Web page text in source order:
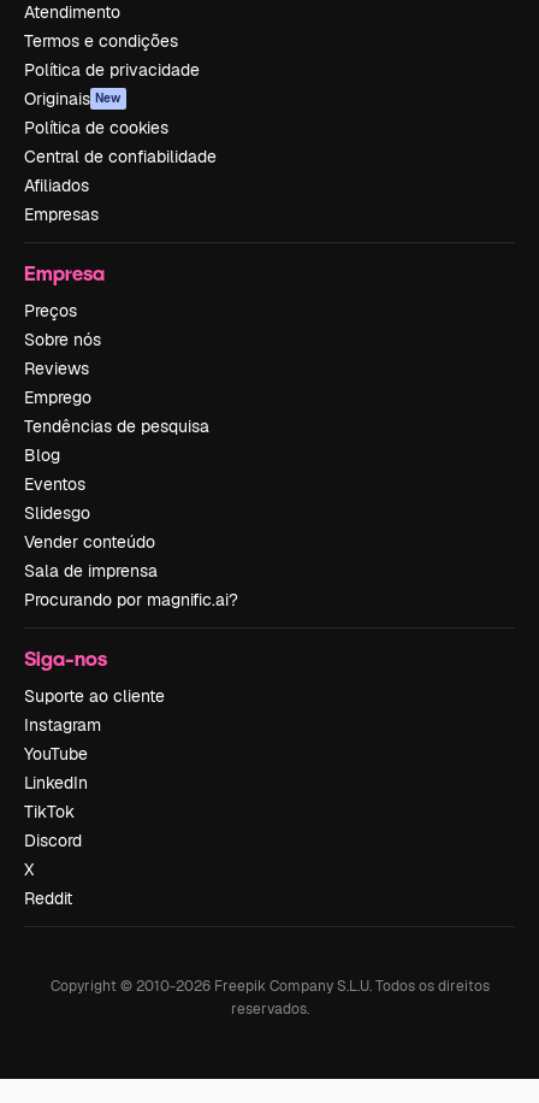
Atendimento
Termos e condições
Política de privacidade
Originais New
Política de cookies
Central de confiabilidade
Afiliados
Empresas
Empresa
Preços
Sobre nós
Reviews
Emprego
Tendências de pesquisa
Blog
Eventos
Slidesgo
Vender conteúdo
Sala de imprensa
Procurando por magnific.ai?
Siga-nos
Suporte ao cliente
Instagram
YouTube
LinkedIn
TikTok
Discord
X
Reddit
Copyright © 2010-2026Freepik Company S.L.U. Todos os direitos
reservados.